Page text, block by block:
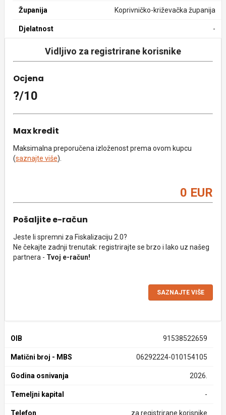
Županija Koprivničko-križevačka županija
Djelatnost -
Vidljivo za registrirane korisnike
Ocjena
?/10
Max kredit
Maksimalna preporučena izloženost prema ovom kupcu
(saznajte više).
0 EUR
Pošaljite e-račun
Jeste li spremni za Fiskalizaciju 2.0?
Ne čekajte zadnji trenutak: registrirajte se brzo i lako uz našeg
partnera - Tvoj e-račun!
SAZNAJTE VIŠE
OIB 91538522659
Matični broj - MBS 06292224-010154105
Godina osnivanja 2026.
Temeljni kapital -
Telefon za registrirane korisnike